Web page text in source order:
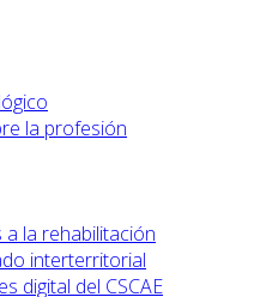
la profesión
a la rehabilitación
interterritorial
digital del CSCAE